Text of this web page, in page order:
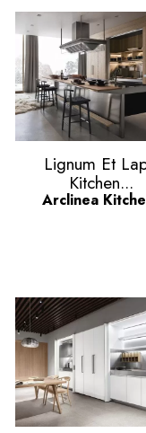
Vorschau
Lignum Et
Kitchen...
Arclinea